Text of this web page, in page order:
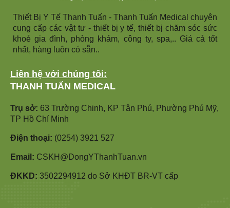
Thiết Bị Y Tế Thanh Tuấn - Thanh Tuấn Medical chuyên
cung cấp các vật tư - thiết bị y tế, thiết bị chăm sóc sức
khoẻ gia đình, phòng khám, công ty, spa,.. Giá cả tốt
nhất, hàng luôn có sẵn..
Liên hệ với chúng tôi:
THANH TUẤN MEDICAL
Trụ sở: 63 Trường Chinh, KP Tân Phú, Phường Phú Mỹ,
TP Hồ Chí Minh
Điện thoại: (0254) 3921 527
Email: CSKH@DongYThanhTuan.vn
ĐKKD: 3502294912 do Sở KHĐT BR-VT cấp